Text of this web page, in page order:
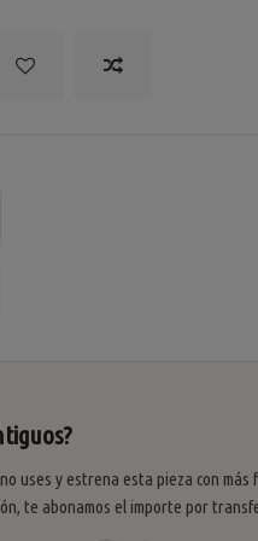
uses y estrena esta pieza con más
te abonamos el importe por